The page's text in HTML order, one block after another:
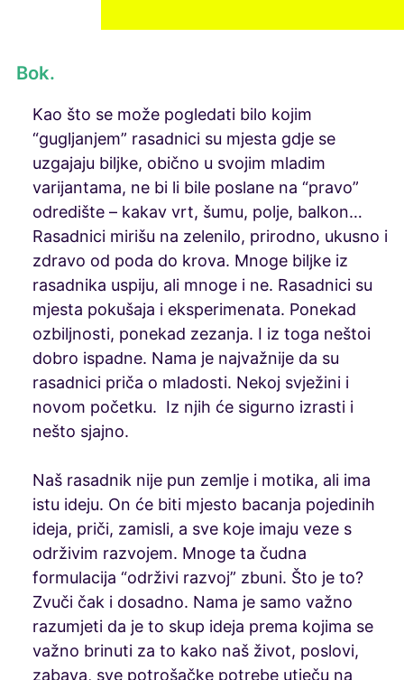
Bok.
Kao što se može pogledati bilo kojim
“gugljanjem” rasadnici su mjesta gdje se
uzgajaju biljke, obično u svojim mladim
varijantama, ne bi li bile poslane na “pravo”
odredište – kakav vrt, šumu, polje, balkon…
Rasadnici mirišu na zelenilo, prirodno, ukusno i
zdravo od poda do krova. Mnoge biljke iz
rasadnika uspiju, ali mnoge i ne. Rasadnici su
mjesta pokušaja i eksperimenata. Ponekad
ozbiljnosti, ponekad zezanja. I iz toga neštoi
dobro ispadne. Nama je najvažnije da su
rasadnici priča o mladosti. Nekoj svježini i
novom početku. Iz njih će sigurno izrasti i
nešto sjajno.
Naš rasadnik nije pun zemlje i motika, ali ima
istu ideju. On će biti mjesto bacanja pojedinih
ideja, priči, zamisli, a sve koje imaju veze s
održivim razvojem. Mnoge ta čudna
formulacija “održivi razvoj” zbuni. Što je to?
Zvuči čak i dosadno. Nama je samo važno
razumjeti da je to skup ideja prema kojima se
važno brinuti za to kako naš život, poslovi,
zabava, sve potrošačke potrebe utječu na